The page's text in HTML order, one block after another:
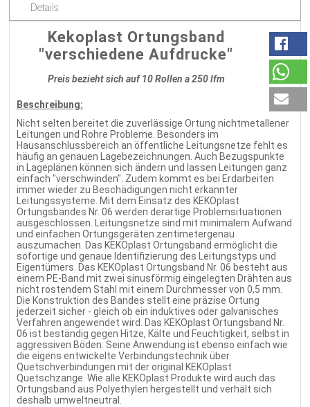
Details
Kekoplast Ortungsband
"verschiedene Aufdrucke"
Preis bezieht sich auf 10 Rollen a 250 lfm
Beschreibung:
Nicht selten bereitet die zuverlässige Ortung nichtmetallener
Leitungen und Rohre Probleme. Besonders im
Hausanschlussbereich an öffentliche Leitungsnetze fehlt es
häufig an genauen Lagebezeichnungen. Auch Bezugspunkte
in Lageplänen können sich ändern und lassen Leitungen ganz
einfach "verschwinden". Zudem kommt es bei Erdarbeiten
immer wieder zu Beschädigungen nicht erkannter
Leitungssysteme. Mit dem Einsatz des KEKOplast
Ortungsbandes Nr. 06 werden derartige Problemsituationen
ausgeschlossen. Leitungsnetze sind mit minimalem Aufwand
und einfachen Ortungsgeräten zentimetergenau
auszumachen. Das KEKOplast Ortungsband ermöglicht die
sofortige und genaue Identifizierung des Leitungstyps und
Eigentümers. Das KEKOplast Ortungsband Nr. 06 besteht aus
einem PE-Band mit zwei sinusförmig eingelegten Drähten aus
nicht rostendem Stahl mit einem Durchmesser von 0,5 mm.
Die Konstruktion des Bandes stellt eine präzise Ortung
jederzeit sicher - gleich ob ein induktives oder galvanisches
Verfahren angewendet wird. Das KEKOplast Ortungsband Nr.
06 ist beständig gegen Hitze, Kälte und Feuchtigkeit, selbst in
aggressiven Böden. Seine Anwendung ist ebenso einfach wie
die eigens entwickelte Verbindungstechnik über
Quetschverbindungen mit der original KEKOplast
Quetschzange. Wie alle KEKOplast Produkte wird auch das
Ortungsband aus Polyethylen hergestellt und verhält sich
deshalb umweltneutral.